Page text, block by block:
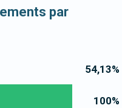
par
54,13%
100%